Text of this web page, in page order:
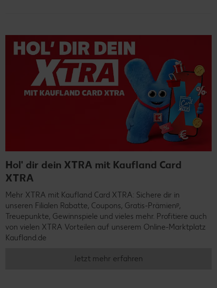
Hol' dir dein XTRA mit Kaufland Card
XTRA
Mehr XTRA mit Kaufland Card XTRA: Sichere dir in
unseren Filialen Rabatte, Coupons, Gratis-Prämienᵖ,
Treuepunkte, Gewinnspiele und vieles mehr. Profitiere auch
von vielen XTRA Vorteilen auf unserem Online-Marktplatz
Kaufland.de
Jetzt mehr erfahren